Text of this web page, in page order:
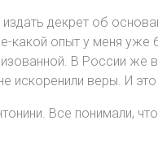
декрет об
какой опыт у меня уже
В России же
искоренили веры. И
Все понимали,